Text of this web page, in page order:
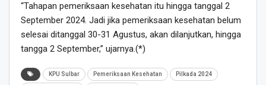
“Tahapan pemeriksaan kesehatan itu hingga tanggal 2
September 2024. Jadi jika pemeriksaan kesehatan belum
selesai ditanggal 30-31 Agustus, akan dilanjutkan, hingga
tangga 2 September,” ujarnya.(*)
KPU Sulbar Pemeriksaan Kesehatan Pilkada 2024